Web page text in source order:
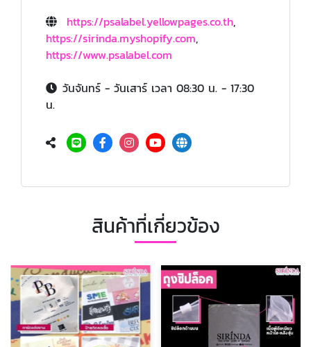
https://psalabel.yellowpages.co.th,
https://sirinda.myshopify.com,
https://www.psalabel.com
วันจันทร์ - วันเสาร์ เวลา 08:30 น. - 17:30
น.
สินค้าที่เกี่ยวข้อง